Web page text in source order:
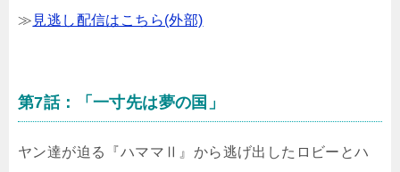
≫ 見逃し配信はこちら(外部)
第7話：「一寸先は夢の国」
ヤン達が迫る『ハママⅡ』から逃げ出したロビーとハ